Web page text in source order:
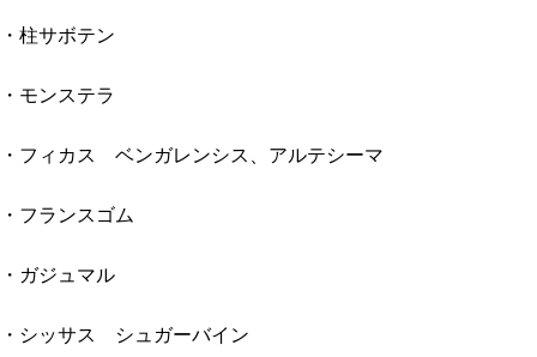
・柱サボテン
・モンステラ
・フィカス ベンガレンシス、アルテシーマ
・フランスゴム
・ガジュマル
・シッサス シュガーバイン